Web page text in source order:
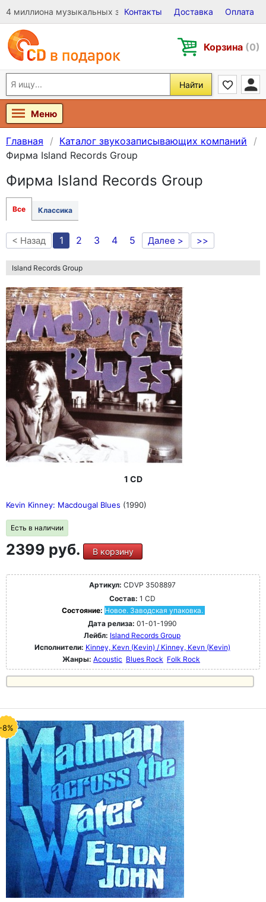
4 миллиона музыкальных записей на Виниле, CD и DVD
Контакты Доставка Оплата
Корзина (0)
Найти
Меню
Главная
Каталог звукозаписывающих компаний
Фирма Island Records Group
Фирма Island Records Group
Все Классика
< Назад 1 2 3 4 5 Далее > >>
Island Records Group
1 CD
Kevin Kinney: Macdougal Blues (1990)
Есть в наличии
2399 руб. В корзину
Артикул: CDVP 3508897
Состав: 1 CD
Состояние: Новое. Заводская упаковка.
Дата релиза: 01-01-1990
Лейбл: Island Records Group
Исполнители: Kinney, Kevn (Kevin) / Kinney, Kevn (Kevin)
Жанры: Acoustic Blues Rock Folk Rock
8%